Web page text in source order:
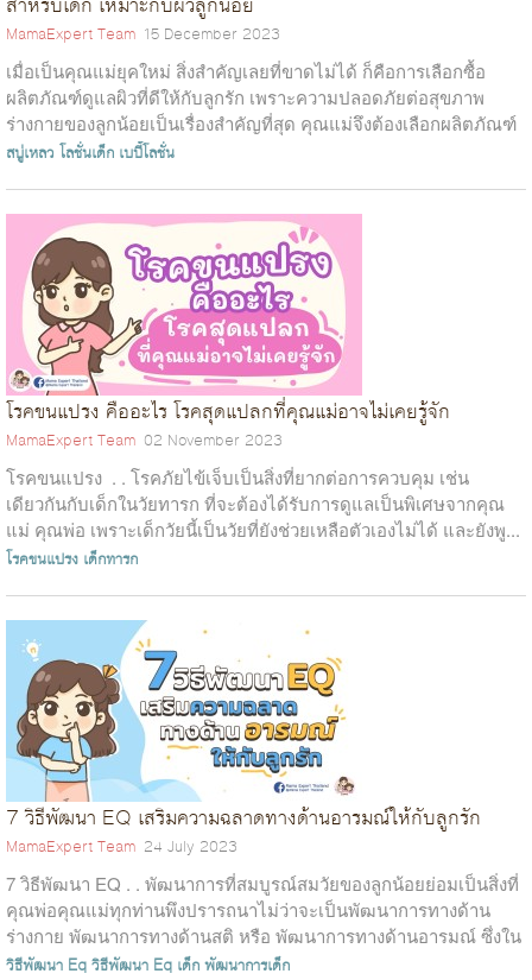
MamaExpert Team 15 December 2023
เมื่อเป็นคุณแม่ยุคใหม่ สิ่งสำคัญเลยที่ขาดไม่ได้ ก็คือการเลือกซื้อ
ผลิตภัณฑ์ดูแลผิวที่ดีให้กับลูกรัก เพราะความปลอดภัยต่อสุขภาพ
ร่างกายของลูกน้อยเป็นเรื่องสำคัญที่สุด คุณแม่จึงต้องเลือกผลิตภัณฑ์
ที่มีควา...
สบู่เหลว โลชั่นเด็ก เบบี้โลชั่น
โรคขนแปรง คืออะไร โรคสุดแปลกที่คุณแม่อาจไม่เคยรู้จัก
MamaExpert Team 02 November 2023
โรคขนแปรง . . โรคภัยไข้เจ็บเป็นสิ่งที่ยากต่อการควบคุม เช่น
เดียวกันกับเด็กในวัยทารก ที่จะต้องได้รับการดูแลเป็นพิเศษจากคุณ
แม่ คุณพ่อ เพราะเด็กวัยนี้เป็นวัยที่ยังช่วยเหลือตัวเองไม่ได้ และยังพู...
โรคขนแปรง เด็กทารก
7 วิธีพัฒนา EQ เสริมความฉลาดทางด้านอารมณ์ให้กับลูกรัก
MamaExpert Team 24 July 2023
7 วิธีพัฒนา EQ . . พัฒนาการที่สมบูรณ์สมวัยของลูกน้อยย่อมเป็นสิ่งที่
คุณพ่อคุณแม่ทุกท่านพึงปรารถนาไม่ว่าจะเป็นพัฒนาการทางด้าน
ร่างกาย พัฒนาการทางด้านสติ หรือ พัฒนาการทางด้านอารมณ์ ซึ่งใน
ส่วนของพัฒนา...
วิธีพัฒนา Eqวิธีพัฒนา Eq เด็กพัฒนาการเด็ก